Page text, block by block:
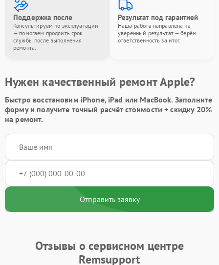
Поддержка после
Консультируем по эксплуатации
— помогаем продлить срок
службы после выполнения
ремонта.
Результат под гарантией
Наша работа направлена на
уверенный результат — берём
ответственность за итог.
Нужен качественный ремонт Apple?
Быстро восстановим iPhone, iPad или MacBook. Заполните
формуи получите точный расчёт стоимости +скидку 20%
на ремонт.
Отправить заявку
Отзывы о сервисном центре
Remsupport